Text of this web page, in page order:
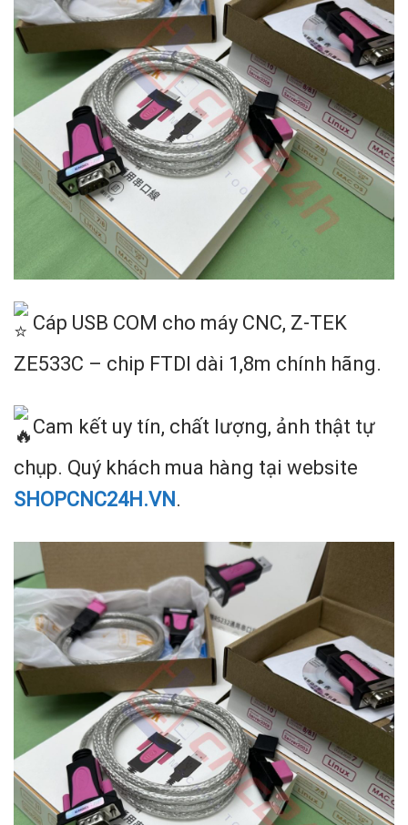
Cáp USB COM cho máy CNC, Z-TEK
ZE533C – chip FTDI dài 1,8m chính hãng.
Cam kết uy tín, chất lượng, ảnh thật tự
chụp. Quý khách mua hàng tại website
SH OPCNC24H.VN .